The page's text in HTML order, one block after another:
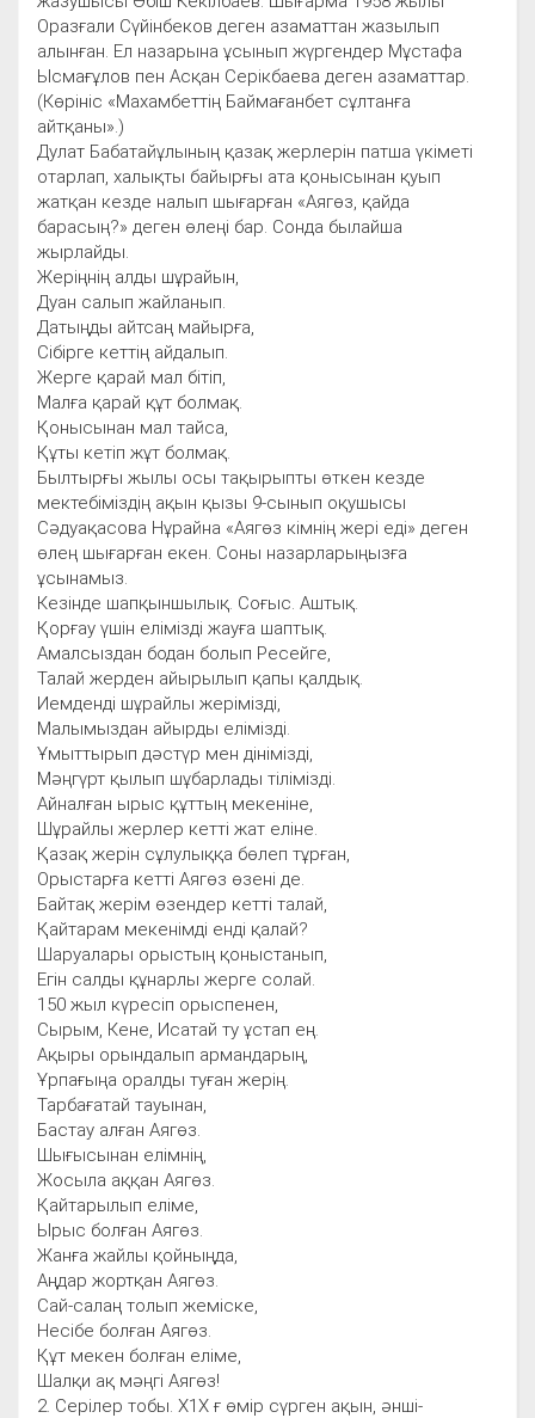
Оразғали Сүйінбеков деген азаматтан жазылып
алынған. Ел назарына ұсынып жүргендер Мұстафа
Ысмағұлов пен Асқан Серікбаева деген азаматтар.
(Көрініс «Махамбеттің Баймағанбет сұлтанға
айтқаны».)
Дулат Бабатайұлының қазақ жерлерін патша үкіметі
отарлап, халықты байырғы ата қонысынан қуып
жатқан кезде налып шығарған «Аягөз, қайда
барасың?» деген өлеңі бар. Сонда былайша
жырлайды.
Жеріңнің алды шұрайын,
Дуан салып жайланып.
Датыңды айтсаң майырға,
Сібірге кеттің айдалып.
Жерге қарай мал бітіп,
Малға қарай құт болмақ.
Қонысынан мал тайса,
Құты кетіп жұт болмақ.
Былтырғы жылы осы тақырыпты өткен кезде
мектебіміздің ақын қызы 9-сынып оқушысы
Сәдуақасова Нұрайна «Аягөз кімнің жері еді» деген
өлең шығарған екен. Соны назарларыңызға
ұсынамыз.
Кезінде шапқыншылық. Соғыс. Аштық.
Қорғау үшін елімізді жауға шаптық.
Амалсыздан бодан болып Ресейге,
Талай жерден айырылып қапы қалдық.
Иемденді шұрайлы жерімізді,
Малымыздан айырды елімізді.
Ұмыттырып дәстүр мен дінімізді,
Мәңгүрт қылып шұбарлады тілімізді.
Айналған ырыс құттың мекеніне,
Шұрайлы жерлер кетті жат еліне.
Қазақ жерін сұлулыққа бөлеп тұрған,
Орыстарға кетті Аягөз өзені де.
Байтақ жерім өзендер кетті талай,
Қайтарам мекенімді енді қалай?
Шаруалары орыстың қоныстанып,
Егін салды құнарлы жерге солай.
150 жыл күресіп орыспенен,
Сырым, Кене, Исатай ту ұстап ең.
Ақыры орындалып армандарың,
Ұрпағыңа оралды туған жерің.
Тарбағатай тауынан,
Бастау алған Аягөз.
Шығысынан елімнің,
Жосыла аққан Аягөз.
Қайтарылып еліме,
Ырыс болған Аягөз.
Жанға жайлы қойныңда,
Аңдар жортқан Аягөз.
Сай-салаң толып жеміске,
Несібе болған Аягөз.
Құт мекен болған еліме,
Шалқи ақ мәңгі Аягөз!
2. Серілер тобы. Х1Х ғ өмір сүрген ақын, әнші-